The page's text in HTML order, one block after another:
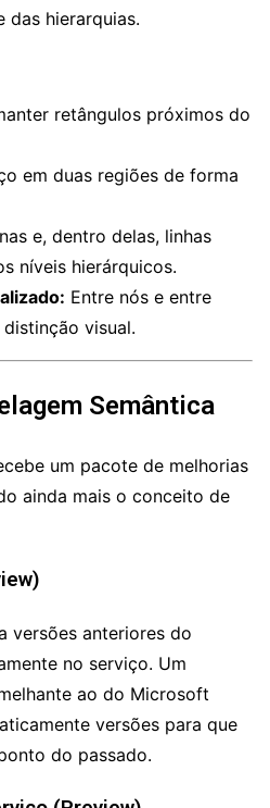
das hierarquias.
retângulos próximos do
em duas regiões de forma
e, dentro delas, linhas
níveis hierárquicos.
Entre nós e entre
visual.
Semântica
um pacote de melhorias
ainda mais o conceito de
versões anteriores do
no serviço. Um
ao do Microsoft
versões para que
do passado.